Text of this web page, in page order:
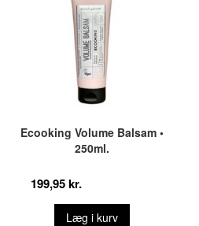
Ecooking Volume Balsam •
250ml.
199,95 kr.
Læg i kurv